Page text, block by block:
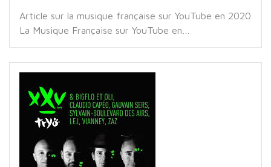
Article sur la musique française sur YouTube en 2020
La Musique Française sur YouTube en…